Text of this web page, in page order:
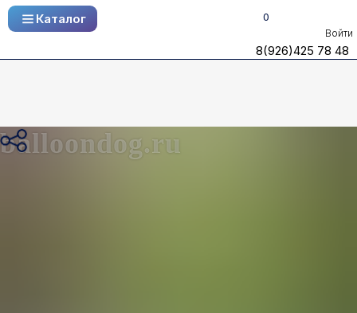
Каталог
Войти
0
8(926)425 78 48
Каталог
8(926)425 78 48
balloondog.ru